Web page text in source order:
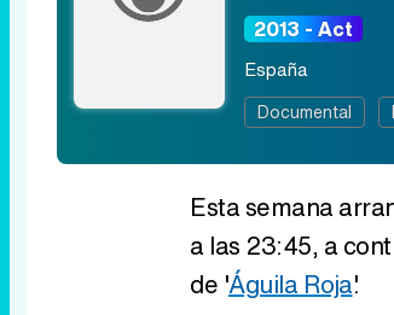
2013 - Act
España
Documental
Esta semana
a las 23:45, a
de 'Águila Roja'.